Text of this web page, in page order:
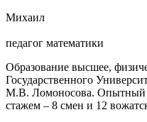
Михаил
педагог математики
Образование высшее,
Государственного
М.В. Ломоносова. Опытный
стажем – 8 смен и 12